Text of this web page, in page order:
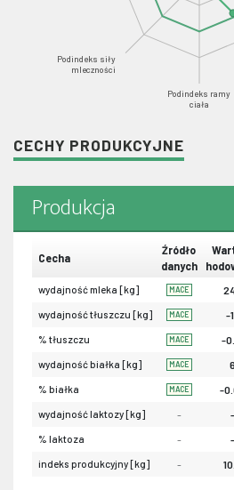
Podindeks ramy
ciała
Podindeks siły
mleczności
CECHY PRODUKCYJNE
Produkcja
Cecha
Źródło
danych
wydajność mleka [kg] MACE
wydajność tłuszczu [kg] MACE -
% tłuszczu MACE -
wydajność białka [kg] MACE 6
% białka MACE -
wydajność laktozy [kg] - -
% laktoza - -
indeks produkcyjny [kg] -